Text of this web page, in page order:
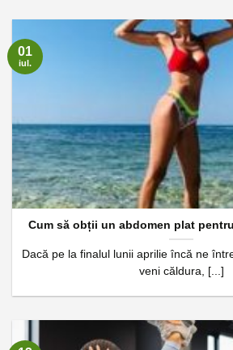
Cum să obții un abdomen plat
Dacă pe la finalul lunii aprilie încă ne
veni căldura, [...]
01
iul.